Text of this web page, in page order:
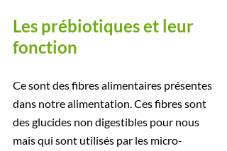
Les prébiotiques et leur
fonction
Ce sont des fibres alimentaires présentes
dans notre alimentation. Ces fibres sont
des glucides non digestibles pour nous
mais qui sont utilisés par les micro-